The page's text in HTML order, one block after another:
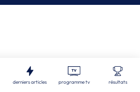
derniers articles programme tv résultats
derniers articles